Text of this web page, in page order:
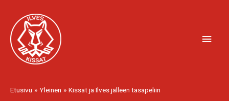
sisältöön
Etusivu Yleinen Kissat ja Ilves jälleen tasapeliin